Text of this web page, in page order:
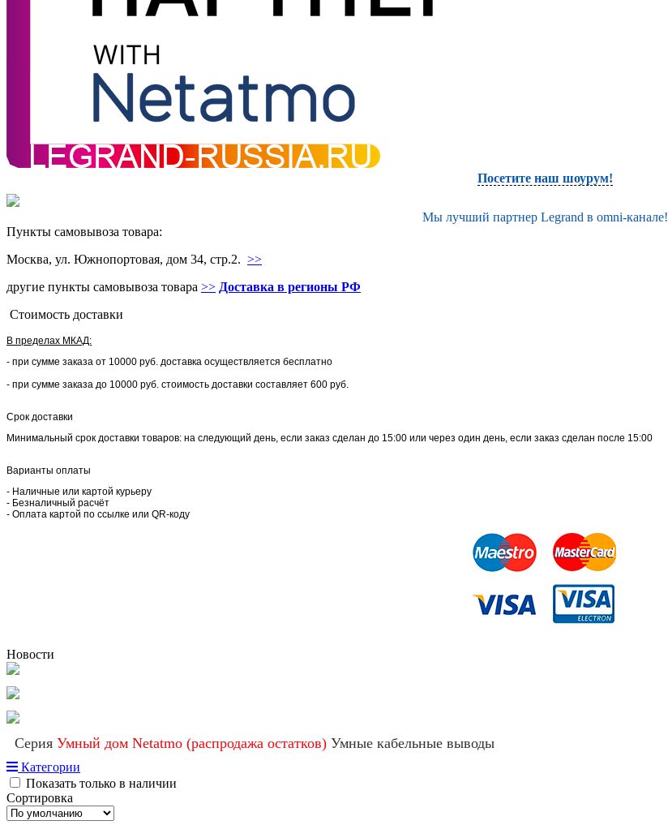
Посетите наш шоурум!
Мы лучший партнер Legrand в omni-канале!
Пункты самовывоза товара:
Москва, ул. Южнопортовая, дом 34, стр.2. >>
другие пункты самовывоза товара >> Доставка в регионы РФ
Стоимость доставки
В пределах МКАД:
- при сумме заказа от 10000 руб. доставка осуществляется бесплатно
- при сумме заказа до 10000 руб. стоимость доставки составляет 600 руб.
Срок доставки
Минимальный срок доставки товаров: на следующий день, если заказ сделан до 15:00 или через один день, если заказ сделан после 15:00
Варианты оплаты
- Наличные или картой курьеру
- Безналичный расчёт
- Оплата картой по ссылке или QR-коду
Новости
Серия Умный дом Netatmo (распродажа остатков) Умные кабельные выводы
Категории
Показать только в наличии
Сортировка